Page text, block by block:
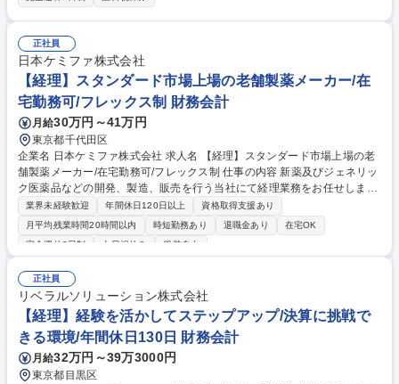
務/国際税務/海外赴任/当社の定める業務全般。ゆくゆくはマネジメント業
務等幅広くご活躍頂きます。 ※会計ソフト：SAP、勘定奉行 【魅力】シ
ェアードサービスでありながら事業の幅が広いため、様々な企業･業界を
経験できます。また将来の幹部候補として、業務や担当会社ローテーショ
ンし、上場経理/海外経理などのご経験もできます。 募集職種 ☆【東京】
主任クラス/経理財務オープンポジション 適性・志向に合わせ配属☆
正社員
日本ケミファ株式会社
【経理】スタンダード市場上場の老舗製薬メーカー/在
宅勤務可/フレックス制 財務会計
月給30万円～41万円
東京都千代田区
企業名 日本ケミファ株式会社 求人名 【経理】スタンダード市場上場の老
舗製薬メーカー/在宅勤務可/フレックス制 仕事の内容 新薬及びジェネリッ
ク医薬品などの開発、製造、販売を行う当社にて経理業務をお任せしま
す。下記いずれかの業務をご経験に合わせてお任せします。 ■請求書管
理・仕訳業務■月次決算業務■年次決算補助■財務諸表作成 ※ご入社後はご
経験に合わせて月次決算などの経理業務から担当して頂きます。将来的に
一部もお任せします。【やりがい】財務会計、管理会計、資金管理の3チ
ームに分かれていますが、チームを超えた業務分担があるため、経理とし
て幅広い業務経験を身につけることができます。 募集職種 【経理】スタ
ンダード市場上場の老舗製薬メーカー/在宅勤務可/フレックス制
業界未経験歓迎 年間休日120日以上
資格取得支援あり
月平均残業時間20時間以内
時短勤務あり 退職金あり
在宅OK
完全週休2日制
土日祝休み 服装自由
正社員
リベラルソリューション株式会社
【経理】経験を活かしてステップアップ/決算に挑戦で
きる環境/年間休日130日 財務会計
月給32万円～39万3000円
東京都目黒区